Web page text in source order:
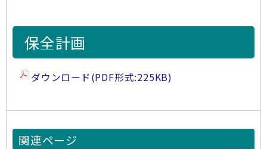
保全計画
ダウンロード(PDF形式:225KB)
関連ページ